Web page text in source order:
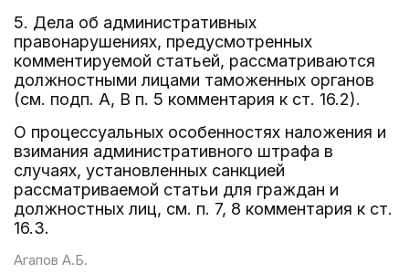
5. Дела об административных
правонарушениях, предусмотренных
комментируемой статьей, рассматриваются
должностными лицами таможенных органов
(см. подп. А, В п. 5 комментария к ст. 16.2).
О процессуальных особенностях наложения и
взимания административного штрафа в
случаях, установленных санкцией
рассматриваемой статьи для граждан и
должностных лиц, см. п. 7, 8 комментария к ст.
16.3.
Агапов А.Б.